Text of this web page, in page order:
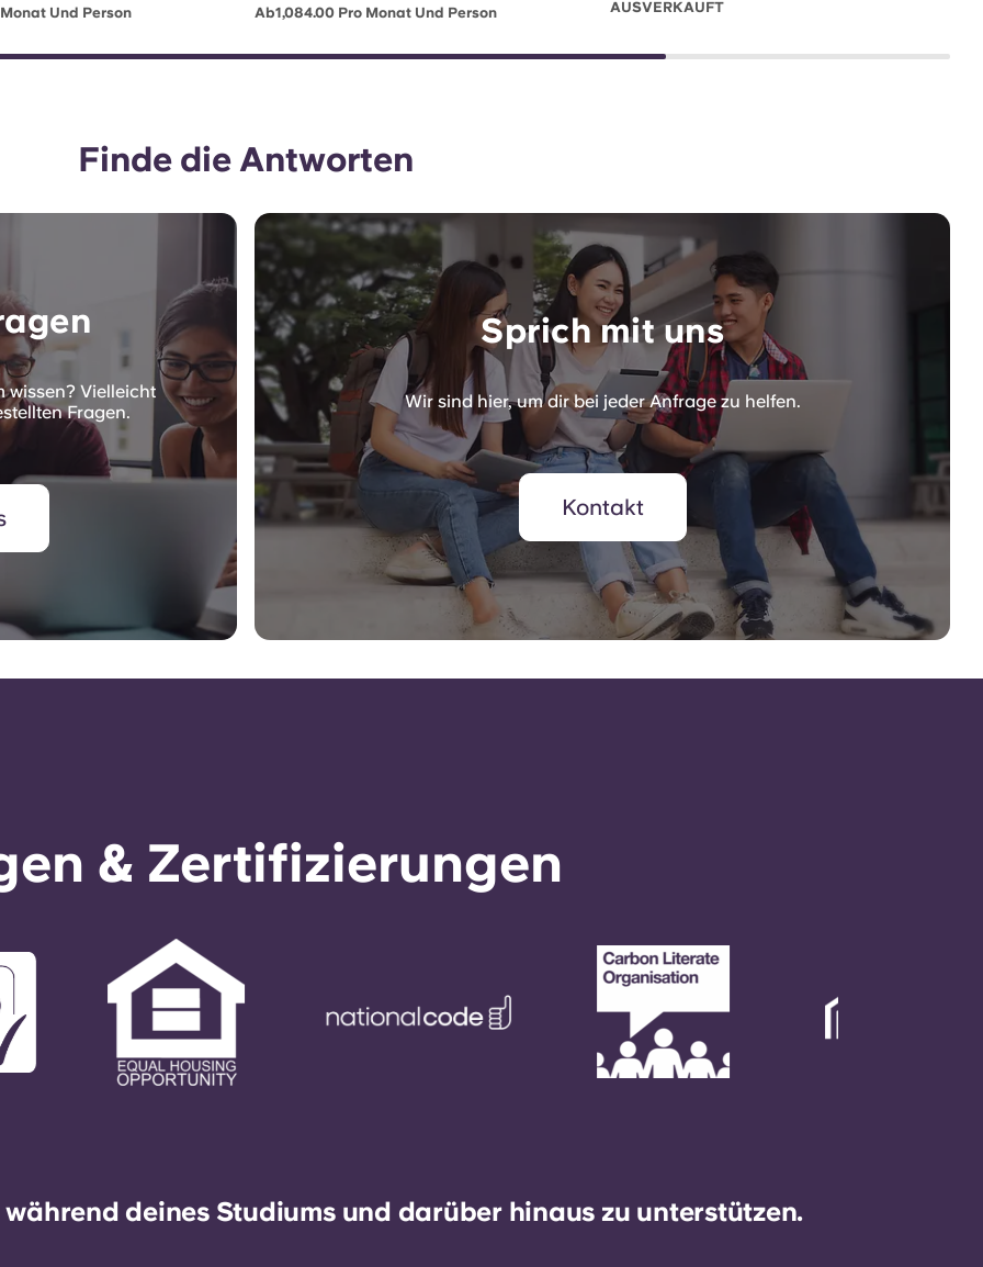
Und Person Ab1,084.00 Pro Monat Und Person AUSVERKAUFT
Finde die Antworten
wissen? Vielleicht
Fragen.
Sprich mit uns
Wir sind hier, um dir bei jeder Anfrage zu helfen.
Kontakt
& Zertifizierungen
deines Studiums und darüber hinaus zu unterstützen.